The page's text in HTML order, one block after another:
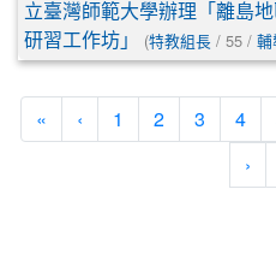
立臺灣師範大學辦理「離島
研習工作坊」
(特教組長 / 55 / 輔
« ‹ 1 2 3 4
›